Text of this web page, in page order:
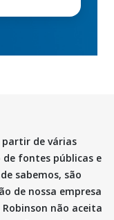
de várias
fontes públicas e
sabemos, são
de nossa empresa
não aceita